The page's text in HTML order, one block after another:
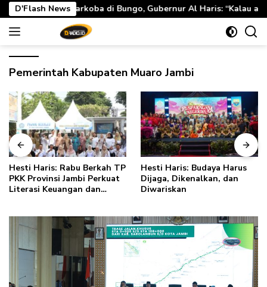
Langsung
ke
konten
D'Flash News
Bungo, Gubernur Al Haris: “Kalau anak-anakku bisa jaga diri,
Pemerintah Kabupaten Muaro Jambi
Hesti Haris: Rabu Berkah TP
PKK Provinsi Jambi Perkuat
Literasi Keuangan dan
Hesti Haris: Budaya Harus
Dijaga, Dikenalkan, dan
Diwariskan